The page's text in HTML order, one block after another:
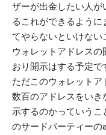
ザーが出金したい人が
るこれができるよう
てやらないといけない
ウォレットアドレス
おり開示はする予定で
ただこのウォレット
数百のアドレスをい
示するのかっていう
のサードパーティー